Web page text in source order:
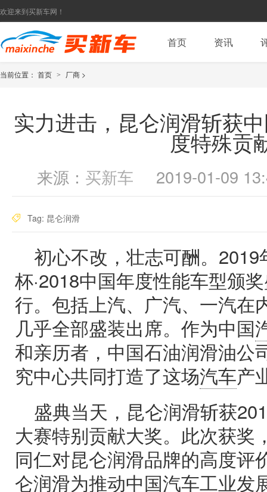
欢迎来到买新车网！
首页 资讯
当前位置： 首页 > 厂商 >
实力进击，昆仑润滑斩获
度特殊贡
来源： 买新车 2019-01-09
Tag: 昆仑润滑
初心不改，壮志可酬。2019
杯·2018中国年度性能车型颁
行。包括上汽、广汽、一汽在
几乎全部盛装出席。作为中国
和亲历者，中国石油润滑油公
究中心共同打造了这场汽车产
盛典当天，昆仑润滑斩获
大赛特别贡献大奖。此次获奖
同仁对昆仑润滑品牌的高度评
仑润滑为推动中国汽车工业发